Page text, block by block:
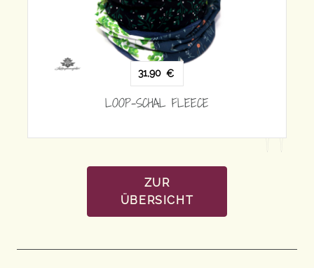
ZUR
ÜBERSICHT